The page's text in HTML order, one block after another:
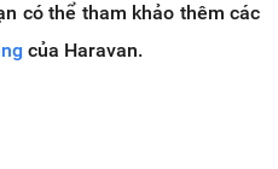
có thể tham khảo thêm các
của Haravan.